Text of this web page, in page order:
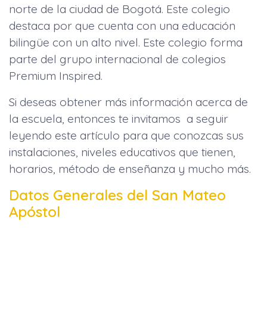
norte de la ciudad de Bogotá. Este colegio
destaca por que cuenta con una educación
bilingüe con un alto nivel. Este colegio forma
parte del grupo internacional de colegios
Premium Inspired.
Si deseas obtener más información acerca de
la escuela, entonces te invitamos a seguir
leyendo este artículo para que conozcas sus
instalaciones, niveles educativos que tienen,
horarios, método de enseñanza y mucho más.
Datos Generales del San Mateo
Apóstol